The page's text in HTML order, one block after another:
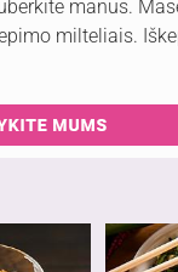
manus.
milteliais.